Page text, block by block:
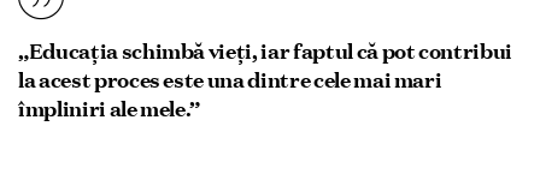
„Educația schimbă vieți, iar faptul că pot contribui
la acest proces este una dintre cele mai mari
împliniri ale mele.”